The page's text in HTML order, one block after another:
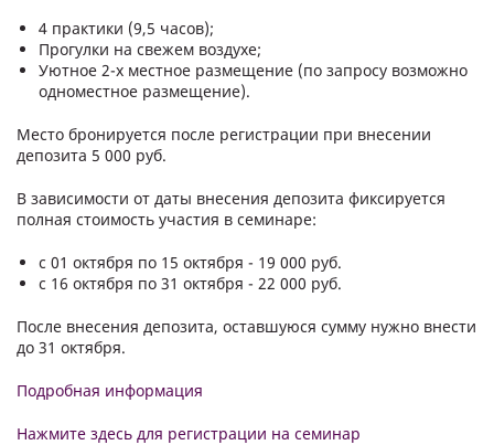
4 практики (9,5 часов);
Прогулки на свежем воздухе;
Уютное 2-х местное размещение (по запросу возможно
одноместное размещение).
Место бронируется после регистрации при внесении
депозита 5 000 руб.
В зависимости от даты внесения депозита фиксируется
полная стоимость участия в семинаре:
с 01 октября по 15 октября - 19 000 руб.
с 16 октября по 31 октября - 22 000 руб.
После внесения депозита, оставшуюся сумму нужно внести
до 31 октября.
Подробная информация
Нажмите здесь для регистрации на семинар